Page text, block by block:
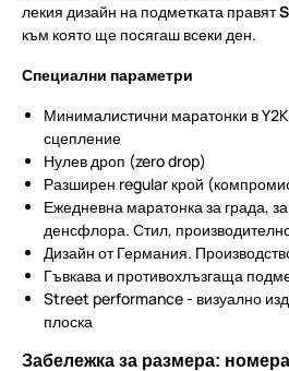
лекия дизайн на подметката правят
към която ще посягаш всеки ден.
Специални параметри
Минималистични маратонки в Y2K
сцепление
Нулев дроп (zero drop)
Разширен regular крой
Ежедневна маратонка за града,
денсфлора. Стил,
Дизайн от Германия.
Гъвкава и противохлъзгаща
Street performance - визуално
плоска
Забележка за размера: